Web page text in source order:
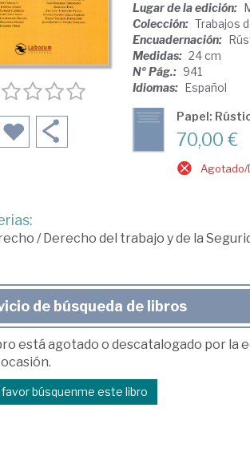
Lugar de la edición:
Colección: Trabajos
Encuadernación:
Medidas: 24 cm
Nº Pág.: 941
Idiomas: Español
Papel:
70,00 €
Agotado/
/Derecho del trabajo y de la
de búsqueda de libros
está agotado o descatalogado por la
favor búsquenme este libro